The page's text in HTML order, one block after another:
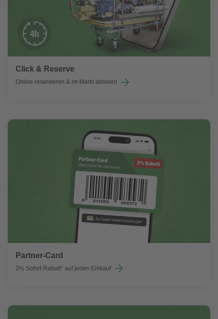
Click & Reserve
Online reservieren & im Markt abholen
Partner-Card
3% Sofort-Rabatt* auf jeden Einkauf